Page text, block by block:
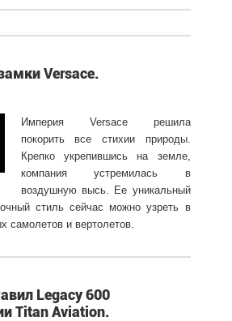
Versace.
Империя Versace решила
покорить все стихии природы.
Крепко укрепившись на земле,
компания устремилась в
воздушную высь. Ее уникальный
стиль сейчас можно узреть в
самолетов и вертолетов.
Legacy 600
Titan Aviation.